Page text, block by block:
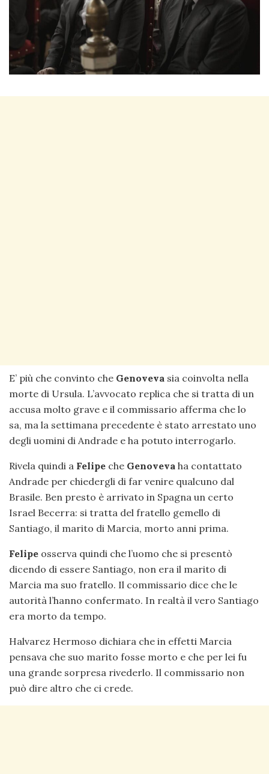
E’ più che convinto che Genoveva sia coinvolta nella
morte di Ursula. L’avvocato replica che si tratta di un
accusa molto grave e il commissario afferma che lo
sa, ma la settimana precedente è stato arrestato uno
degli uomini di Andrade e ha potuto interrogarlo.
Rivela quindi a Felipe che Genoveva ha contattato
Andrade per chiedergli di far venire qualcuno dal
Brasile. Ben presto è arrivato in Spagna un certo
Israel Becerra: si tratta del fratello gemello di
Santiago, il marito di Marcia, morto anni prima.
Felipe osserva quindi che l’uomo che si presentò
dicendo di essere Santiago, non era il marito di
Marcia ma suo fratello. Il commissario dice che le
autorità l’hanno confermato. In realtà il vero Santiago
era morto da tempo.
Halvarez Hermoso dichiara che in effetti Marcia
pensava che suo marito fosse morto e che per lei fu
una grande sorpresa rivederlo. Il commissario non
può dire altro che ci crede.